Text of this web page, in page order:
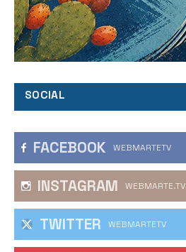
SOCIAL
FACEBOOK WEBMARTETV
INSTAGRAM WEBMARTE.TV
TWITTER WEBMARTETV